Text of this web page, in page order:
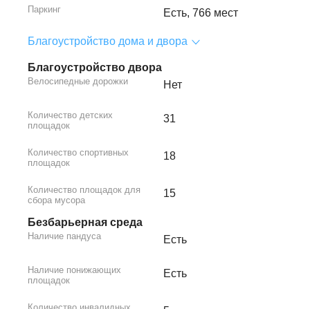
Паркинг Есть, 766 мест
Благоустройство дома и двора
Благоустройство двора
Велосипедные дорожки Нет
Количество детских
площадок
31
Количество спортивных
площадок
18
Количество площадок для
сбора мусора
15
Безбарьерная среда
Наличие пандуса Есть
Наличие понижающих
площадок
Есть